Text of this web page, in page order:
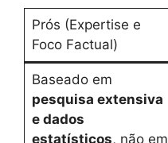
Prós (Expertise e
Foco Factual)
Baseado em
pesquisa extensiva
e dados
estatísticos, não em